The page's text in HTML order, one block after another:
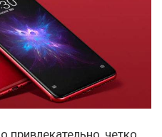
привлекательно, четко